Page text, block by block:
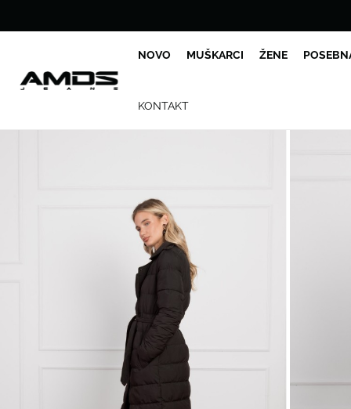
NOVO MUŠKARCI ŽENE
KONTAKT